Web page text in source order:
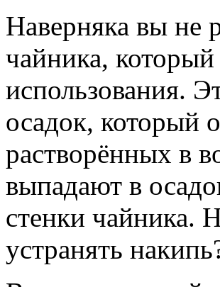
Наверняка вы не
чайника, который
использования.
осадок, который
растворённых в
выпадают в
стенки чайника.
устранять